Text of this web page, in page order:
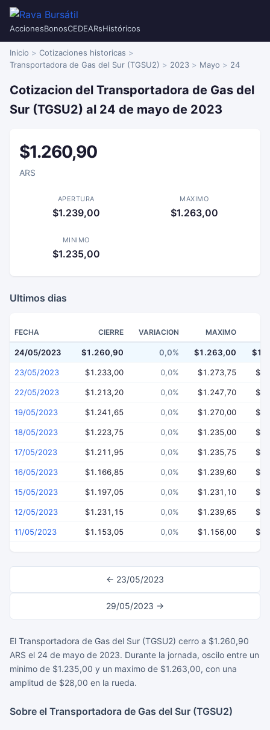
AccionesBonosCEDEARsHistóricos
Inicio
Cotizaciones historicas
Transportadora de Gas del Sur (TGSU2)
2023 Mayo 24
Cotizacion del Transportadora de Gas del
Sur (TGSU2) al 24 de mayo de 2023
$1.260,90
ARS
APERTURA
$1.239,00
MAXIMO
$1.263,00
MINIMO
$1.235,00
Ultimos dias
FECHA CIERRE VARIACION MAXIMO
24/05/2023 $1.260,90 0,0% $1.263,00
23/05/2023 $1.233,00 0,0% $1.273,75
22/05/2023 $1.213,20 0,0% $1.247,70
19/05/2023 $1.241,65 0,0% $1.270,00
18/05/2023 $1.223,75 0,0% $1.235,00
17/05/2023 $1.211,95 0,0% $1.235,75
16/05/2023 $1.166,85 0,0% $1.239,60
15/05/2023 $1.197,05 0,0% $1.231,10
12/05/2023 $1.231,15 0,0% $1.239,65
11/05/2023 $1.153,05 0,0% $1.156,00
← 23/05/2023
29/05/2023 →
El Transportadora de Gas del Sur (TGSU2) cerro a $1.260,90
ARS el 24 de mayo de 2023. Durante la jornada, oscilo entre un
minimo de $1.235,00 y un maximo de $1.263,00, con una
amplitud de $28,00 en la rueda.
Sobre el Transportadora de Gas del Sur (TGSU2)